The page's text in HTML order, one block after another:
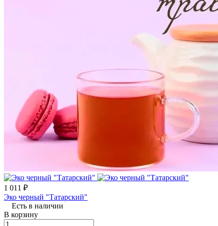
1 011 ₽
Эко черный "Татарский"
Есть в наличии
В корзину